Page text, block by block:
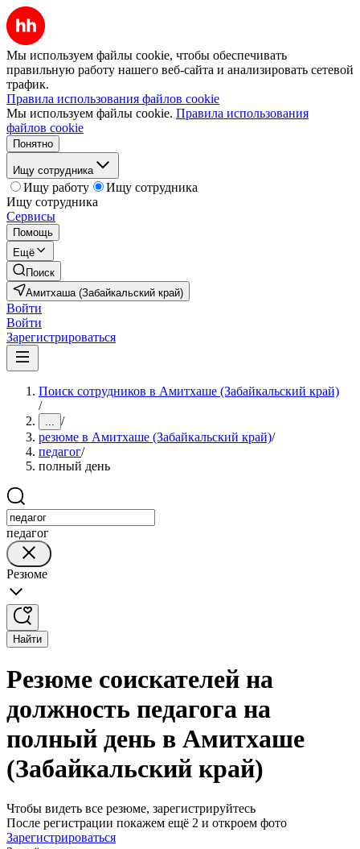
Мы используем файлы cookie, чтобы обеспечивать
правильную работу нашего веб-сайта и анализировать сетевой
трафик.
Правила использования файлов cookie
Мы используем файлы cookie. Правила использования
файлов cookie
Понятно
Ищу сотрудника
Ищу работу
Ищу сотрудника
Ищу сотрудника
Сервисы
Помощь
Ещё
Поиск
Амитхаша (Забайкальский край)
Войти
Войти
Зарегистрироваться
Поиск сотрудников в Амитхаше (Забайкальский край)
/
... /
резюме в Амитхаше (Забайкальский край)/
педагог/
полный день
педагог
Резюме
Найти
Резюме соискателей на
должность педагога на
полный день в Амитхаше
(Забайкальский край)
Чтобы видеть все резюме, зарегистрируйтесь
После регистрации покажем ещё 2 и откроем фото
Зарегистрироваться